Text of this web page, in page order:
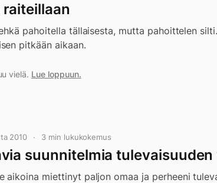
raiteillaan
pahoitella tällaisesta, mutta pahoittelen
pitkään aikaan.
vielä. Lue loppuun.
2010 3 min lukukokemus
suunnitelmia tulevaisuuden
aikoina miettinyt paljon omaa ja perheeni